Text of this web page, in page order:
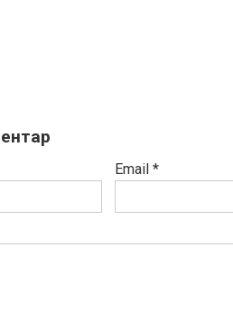
Email *